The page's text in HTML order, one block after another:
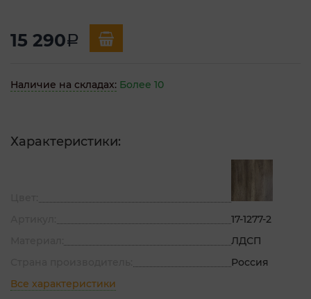
15 290a
Наличие на складах: Более 10
Характеристики:
17-1277-2
ЛДСП
Россия
Все характеристики